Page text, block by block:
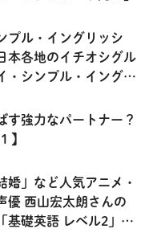
プル・イングリッシ
各地のイチオシグル
シンプル・イングリ
す強力なパートナー？
】
婚」など人気アニメ・
優 西山宏太朗さんの
基礎英語 レベル2」の